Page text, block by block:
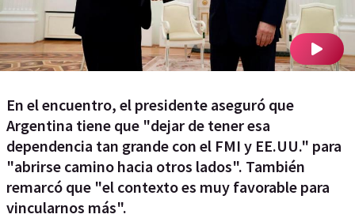
En el encuentro, el presidente aseguró que
Argentina tiene que "dejar de tener esa
dependencia tan grande con el FMI y EE.UU." para
"abrirse camino hacia otros lados". También
remarcó que "el contexto es muy favorable para
vincularnos más".